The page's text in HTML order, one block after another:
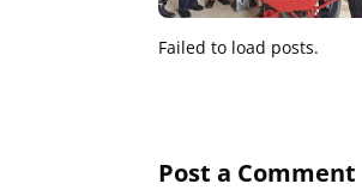
Failed to load posts.
Post a Comment